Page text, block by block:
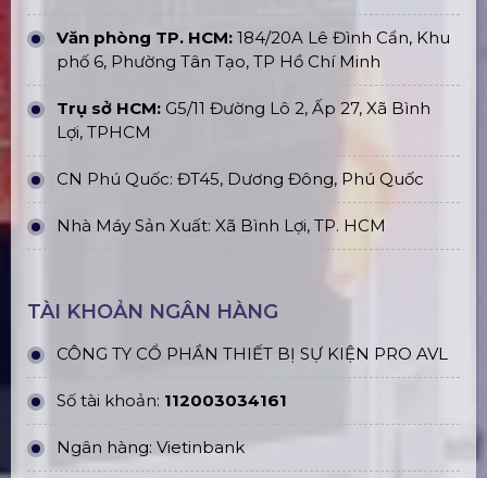
Văn phòng TP. HCM: 184/20A Lê Đình Cẩn, Khu
phố 6, Phường Tân Tạo, TP Hồ Chí Minh
Trụ sở HCM: G5/11 Đường Lô 2, Ấp 27, Xã Bình
Lợi, TPHCM
CN Phú Quốc: ĐT45, Dương Đông, Phú Quốc
Nhà Máy Sản Xuất: Xã Bình Lợi, TP. HCM
TÀI KHOẢN NGÂN HÀNG
CÔNG TY CỔ PHẦN THIẾT BỊ SỰ KIỆN PRO AVL
Số tài khoản: 112003034161
Ngân hàng: Vietinbank